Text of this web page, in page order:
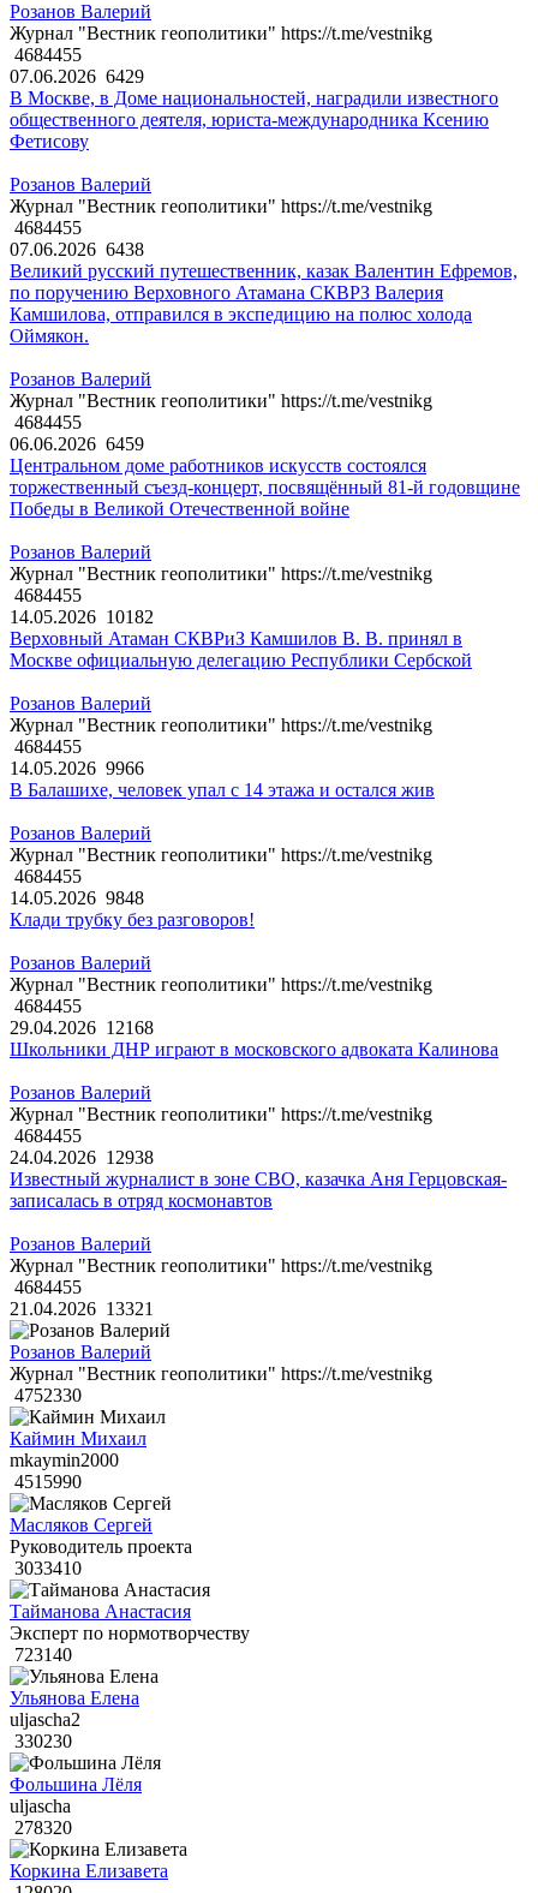
Розанов Валерий
Журнал "Вестник геополитики" https://t.me/vestnikg
4684455
07.06.2026 6429
В Москве, в Доме национальностей, наградили известного
общественного деятеля, юриста-международника Ксению
Фетисову
Розанов Валерий
Журнал "Вестник геополитики" https://t.me/vestnikg
4684455
07.06.2026 6438
Великий русский путешественник, казак Валентин Ефремов,
по поручению Верховного Атамана СКВРЗ Валерия
Камшилова, отправился в экспедицию на полюс холода
Оймякон.
Розанов Валерий
Журнал "Вестник геополитики" https://t.me/vestnikg
4684455
06.06.2026 6459
Центральном доме работников искусств состоялся
торжественный съезд-концерт, посвящённый 81-й годовщине
Победы в Великой Отечественной войне
Розанов Валерий
Журнал "Вестник геополитики" https://t.me/vestnikg
4684455
14.05.2026 10182
Верховный Атаман СКВРиЗ Камшилов В. В. принял в
Москве официальную делегацию Республики Сербской
Розанов Валерий
Журнал "Вестник геополитики" https://t.me/vestnikg
4684455
14.05.2026 9966
В Балашихе, человек упал с 14 этажа и остался жив
Розанов Валерий
Журнал "Вестник геополитики" https://t.me/vestnikg
4684455
14.05.2026 9848
Клади трубку без разговоров!
Розанов Валерий
Журнал "Вестник геополитики" https://t.me/vestnikg
4684455
29.04.2026 12168
Школьники ДНР играют в московского адвоката Калинова
Розанов Валерий
Журнал "Вестник геополитики" https://t.me/vestnikg
4684455
24.04.2026 12938
Известный журналист в зоне СВО, казачка Аня Герцовская-
записалась в отряд космонавтов
Розанов Валерий
Журнал "Вестник геополитики" https://t.me/vestnikg
4684455
21.04.2026 13321
Розанов Валерий
Журнал "Вестник геополитики" https://t.me/vestnikg
4752330
Каймин Михаил
mkaymin2000
4515990
Масляков Сергей
Руководитель проекта
3033410
Тайманова Анастасия
Эксперт по нормотворчеству
723140
Ульянова Елена
uljascha2
330230
Фольшина Лёля
uljascha
278320
Коркина Елизавета